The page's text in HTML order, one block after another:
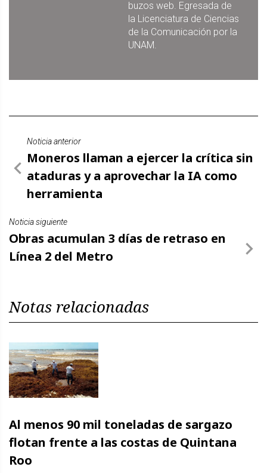
buzos web. Egresada de
la Licenciatura de Ciencias
de la Comunicación por la
UNAM.
Noticia anterior
Moneros llaman a ejercer la crítica sin
ataduras y a aprovechar la IA como
herramienta
Noticia siguiente
Obras acumulan 3 días de retraso en
Línea 2 del Metro
Notas relacionadas
Al menos 90 mil toneladas de sargazo
flotan frente a las costas de Quintana
Roo